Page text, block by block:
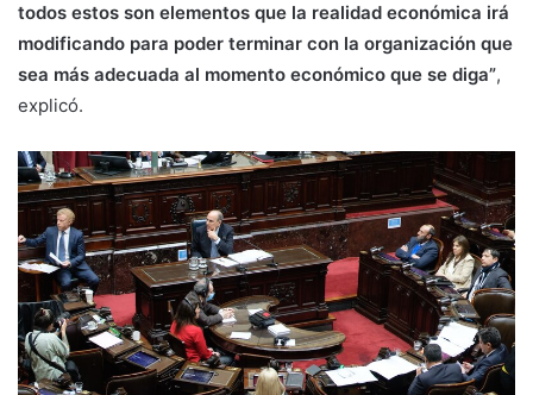
todos estos son elementos que la realidad económica irá
modificando para poder terminar con la organización que
sea más adecuada al momento económico que se diga”,
explicó.